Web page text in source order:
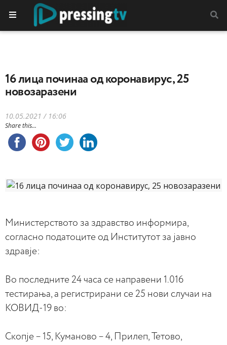
16 лица починаа од коронавирус, 25
новозаразени
10.05.2021 / 16:06
Share this...
Министерството за здравство информира,
согласно податоците од Институтот за јавно
здравје:
Во последните 24 часа се направени 1.016
тестирања, а регистрирани се 25 нови случаи на
КОВИД-19 во:
Скопје – 15, Куманово – 4, Прилеп, Тетово,